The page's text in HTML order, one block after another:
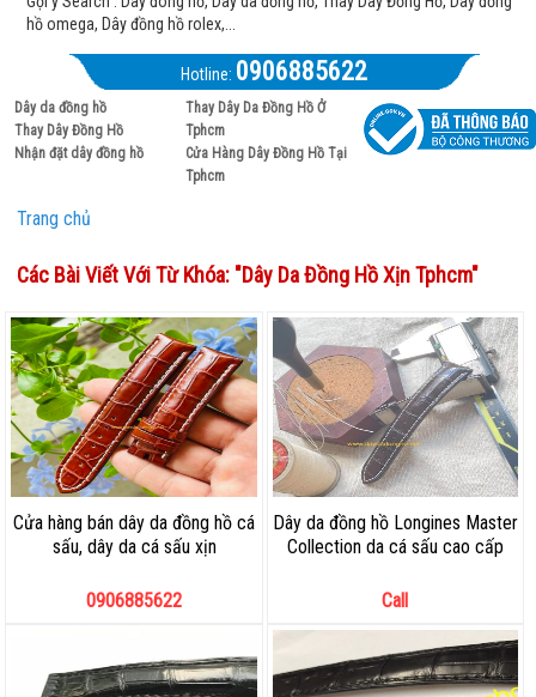
hồ omega, Dây đồng hồ rolex,...
Hotline: 0906885622
Dây da đồng hồ
Thay Dây Đồng Hồ
Nhận đặt dây đồng hồ
Thay Dây Da Đồng Hồ Ở
Tphcm
Cửa Hàng Dây Đồng Hồ Tại
Tphcm
Trang chủ
Các Bài Viết Với Từ Khóa: "Dây Da Đồng Hồ Xịn Tphcm"
Cửa hàng bán dây da đồng hồ cá
sấu, dây da cá sấu xịn
0906885622
Dây da đồng hồ Longines Master
Collection da cá sấu cao cấp
Call